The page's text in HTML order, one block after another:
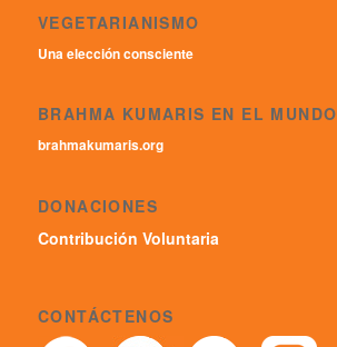
VEGETARIANISMO
Una elección consciente
BRAHMA KUMARIS EN EL MUNDO
brahmakumaris.org
DONACIONES
Contribución Voluntaria
CONTÁCTENOS